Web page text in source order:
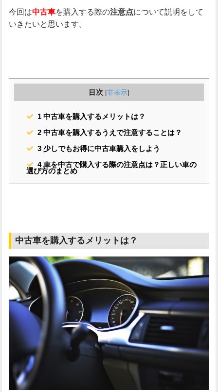
今回は中古車を購入する際の注意点について説明をして
いきたいと思います。
目次 [非表示]
1中古車を購入するメリットは？
2中古車を購入するうえで注意することは？
3少しでもお得に中古車購入をしよう
4車を中古で購入する際の注意点は？正しい車の
選び方のまとめ
中古車を購入するメリットは？